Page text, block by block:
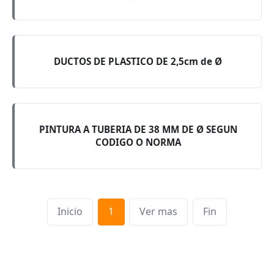
DUCTOS DE PLASTICO DE 2,5cm de Ø
PINTURA A TUBERIA DE 38 MM DE Ø SEGUN
CODIGO O NORMA
Inicio 1 Ver mas Fin